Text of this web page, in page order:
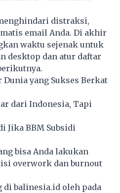
distraksi,
email Anda. Di akhir
waktu sejenak untuk
desktop dan atur daftar
yang Sukses Berkat
dari Indonesia, Tapi
Jika BBM Subsidi
bisa Anda lakukan
overwork dan burnout
dibalinesia.id oleh pada